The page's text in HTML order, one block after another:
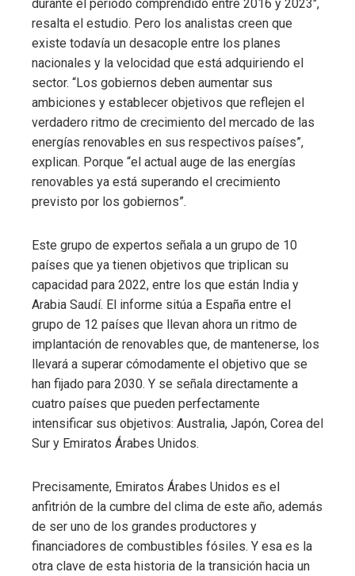
durante el período comprendido entre 2016 y 2023″,
resalta el estudio. Pero los analistas creen que
existe todavía un desacople entre los planes
nacionales y la velocidad que está adquiriendo el
sector. “Los gobiernos deben aumentar sus
ambiciones y establecer objetivos que reflejen el
verdadero ritmo de crecimiento del mercado de las
energías renovables en sus respectivos países”,
explican. Porque “el actual auge de las energías
renovables ya está superando el crecimiento
previsto por los gobiernos”.
Este grupo de expertos señala a un grupo de 10
países que ya tienen objetivos que triplican su
capacidad para 2022, entre los que están India y
Arabia Saudí. El informe sitúa a España entre el
grupo de 12 países que llevan ahora un ritmo de
implantación de renovables que, de mantenerse, los
llevará a superar cómodamente el objetivo que se
han fijado para 2030. Y se señala directamente a
cuatro países que pueden perfectamente
intensificar sus objetivos: Australia, Japón, Corea del
Sur y Emiratos Árabes Unidos.
Precisamente, Emiratos Árabes Unidos es el
anfitrión de la cumbre del clima de este año, además
de ser uno de los grandes productores y
financiadores de combustibles fósiles. Y esa es la
otra clave de esta historia de la transición hacia un